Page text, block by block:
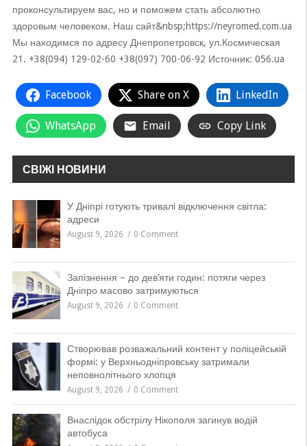
проконсультируем вас, но и поможем стать абсолютно
здоровым человеком. Наш сайт&nbsp;https://neyromed.com.ua
Мы находимся по адресу Днепропетровск, ул.Космическая
21. +38(094) 129-02-60 +38(097) 700-06-92 Источник: 056.ua
Facebook Share on X LinkedIn
WhatsApp Email Copy Link
СВІЖІ НОВИНИ
У Дніпрі готують тривалі відключення світла:
адреси
August 9, 2026 0 Comment
Запізнення – до дев’яти годин: потяги через
Дніпро масово затримуються
August 9, 2026 0 Comment
Створював розважальний контент у поліцейській
формі: у Верхньодніпровську затримали
неповнолітнього хлопця
August 9, 2026 0 Comment
Внаслідок обстрілу Нікополя загинув водій
автобуса